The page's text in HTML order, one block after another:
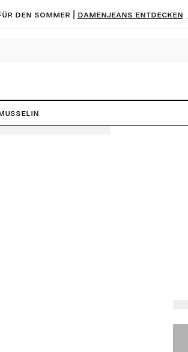
den Sommer | Damenjeans entdecken